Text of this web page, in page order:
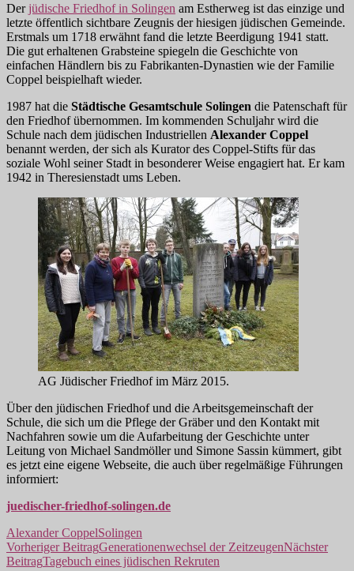
Derjüdische Friedhof in Solingen am Estherweg ist das einzige und
letzte öffentlich sichtbare Zeugnis der hiesigen jüdischen Gemeinde.
Erstmals um 1718 erwähnt fand die letzte Beerdigung 1941 statt.
Die gut erhaltenen Grabsteine spiegeln die Geschichte von
einfachen Händlern bis zu Fabrikanten-Dynastien wie der Familie
Coppel beispielhaft wieder.
1987 hat die Städtische Gesamtschule Solingen die Patenschaft für
den Friedhof übernommen. Im kommenden Schuljahr wird die
Schule nach dem jüdischen Industriellen Alexander Coppel
benannt werden, der sich als Kurator des Coppel-Stifts für das
soziale Wohl seiner Stadt in besonderer Weise engagiert hat. Er kam
1942 in Theresienstadt ums Leben.
AG Jüdischer Friedhof im März 2015.
Über den jüdischen Friedhof und die Arbeitsgemeinschaft der
Schule, die sich um die Pflege der Gräber und den Kontakt mit
Nachfahren sowie um die Aufarbeitung der Geschichte unter
Leitung von Michael Sandmöller und Simone Sassin kümmert, gibt
es jetzt eine eigene Webseite, die auch über regelmäßige Führungen
informiert:
juedischer-friedhof-solingen.de
Alexander CoppelSolingen
Beitragsnavigation
Vorheriger BeitragGenerationenwechsel der ZeitzeugenNächster
BeitragTagebuch eines jüdischen Rekruten